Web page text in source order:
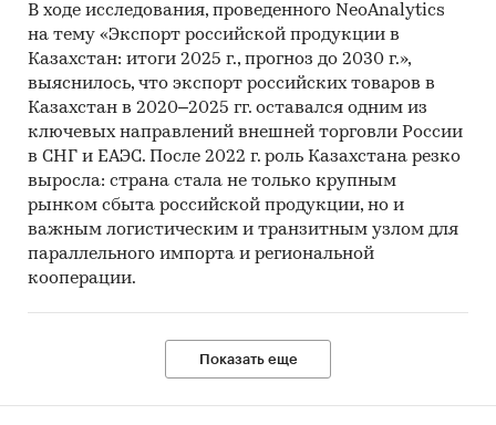
В ходе исследования, проведенного NeoAnalytics
на тему «Экспорт российской продукции в
Казахстан: итоги 2025 г., прогноз до 2030 г.»,
выяснилось, что экспорт российских товаров в
Казахстан в 2020–2025 гг. оставался одним из
ключевых направлений внешней торговли России
в СНГ и ЕАЭС. После 2022 г. роль Казахстана резко
выросла: страна стала не только крупным
рынком сбыта российской продукции, но и
важным логистическим и транзитным узлом для
параллельного импорта и региональной
кооперации.
Показать еще